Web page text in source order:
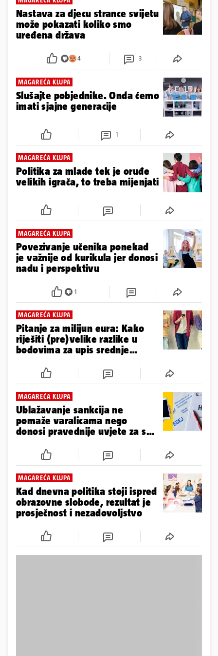
Nastava za djecu strance svijetu
može pokazati koliko smo
uređena država
4 3
MAGAREĆA KLUPA
Slušajte pobjednike. Onda ćemo
imati sjajne generacije
1
MAGAREĆA KLUPA
Politika za mlade tek je oruđe
velikih igrača, to treba mijenjati
MAGAREĆA KLUPA
Povezivanje učenika ponekad
je važnije od kurikula jer donosi
nadu i perspektivu
1
MAGAREĆA KLUPA
Pitanje za milijun eura: Kako
riješiti (pre)velike razlike u
bodovima za upis srednje
MAGAREĆA KLUPA
Ublažavanje sankcija ne
pomaže varalicama nego
donosi pravednije uvjete za sve
MAGAREĆA KLUPA
Kad dnevna politika stoji ispred
obrazovne slobode, rezultat je
prosječnost i nezadovoljstvo